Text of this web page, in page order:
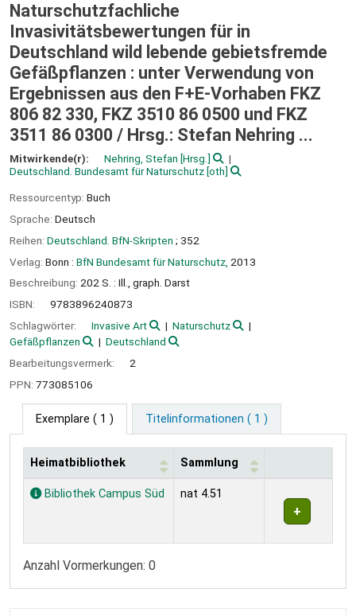
Naturschutzfachliche
Invasivitätsbewertungen für in
Deutschland wild lebende gebietsfremde
Gefäßpflanzen : unter Verwendung von
Ergebnissen aus den F+E-Vorhaben FKZ
806 82 330, FKZ 3510 86 0500 und FKZ
3511 86 0300 / Hrsg.: Stefan Nehring ...
Mitwirkende(r): Nehring, Stefan [Hrsg.]
Deutschland. Bundesamt für Naturschutz [oth]
Ressourcentyp: Buch
Sprache: Deutsch
Reihen: Deutschland. BfN-Skripten ; 352
Verlag: Bonn : BfN Bundesamt für Naturschutz, 2013
Beschreibung: 202 S. : Ill., graph. Darst
ISBN:
9783896240873
Schlagwörter:
Invasive Art
Naturschutz
Gefäßpflanzen
Deutschland
Bearbeitungsvermerk:
2
PPN: 773085106
Exemplare ( 1 ) Titelinformationen ( 1 )
Exemplare
Heimatbibliothek Sammlung
Bibliothek Campus Süd nat 4.51
Anzahl Vormerkungen: 0